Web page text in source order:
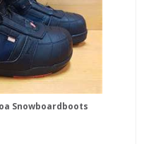
Snowboardboots